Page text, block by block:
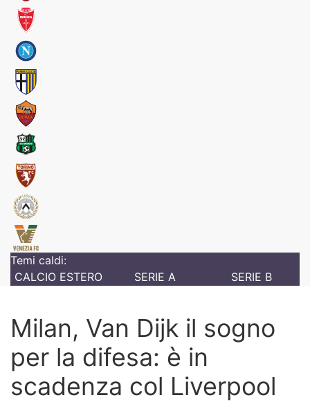
Temi caldi:
CALCIO ESTERO
SERIE A SERIE B
Milan, Van Dijk il sogno
per la difesa: è in
scadenza col Liverpool